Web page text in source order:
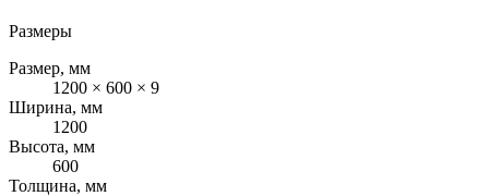
Размеры
Размер, мм
1200 × 600 × 9
Ширина, мм
1200
Высота, мм
600
Толщина, мм